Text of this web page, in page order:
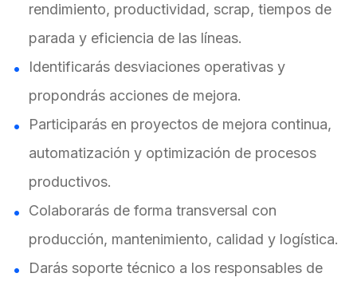
rendimiento, productividad, scrap, tiempos de
parada y eficiencia de las líneas.
Identificarás desviaciones operativas y
propondrás acciones de mejora.
Participarás en proyectos de mejora continua,
automatización y optimización de procesos
productivos.
Colaborarás de forma transversal con
producción, mantenimiento, calidad y logística.
Darás soporte técnico a los responsables de